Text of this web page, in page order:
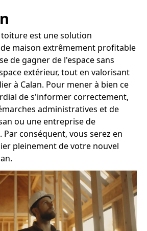
est une solution
maison extrêmement profitable
de gagner de l'espace sans
extérieur, tout en valorisant
à Calan. Pour mener à bien ce
de s'informer correctement,
administratives et de
ou une entreprise de
Par conséquent, vous serez en
pleinement de votre nouvel